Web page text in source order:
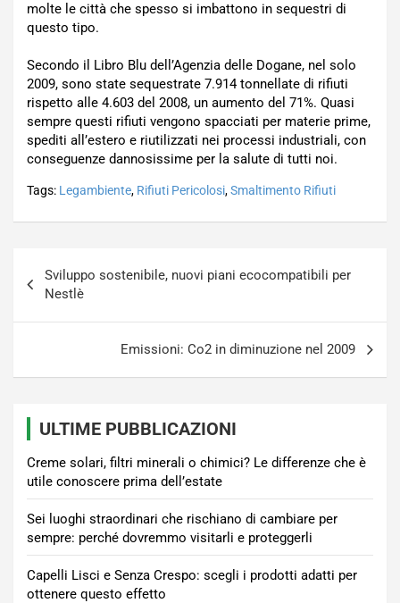
molte le città che spesso si imbattono in sequestri di
questo tipo.
Secondo il Libro Blu dell’Agenzia delle Dogane, nel solo
2009, sono state sequestrate 7.914 tonnellate di rifiuti
rispetto alle 4.603 del 2008, un aumento del 71%. Quasi
sempre questi rifiuti vengono spacciati per materie prime,
spediti all’estero e riutilizzati nei processi industriali, con
conseguenze dannosissime per la salute di tutti noi.
Tags: Legambiente, Rifiuti Pericolosi,Smaltimento Rifiuti
articoli
Sviluppo sostenibile, nuovi piani ecocompatibili per
Nestlè
Emissioni: Co2 in diminuzione nel 2009
ULTIME PUBBLICAZIONI
Creme solari, filtri minerali o chimici? Le differenze che è
utile conoscere prima dell’estate
Sei luoghi straordinari che rischiano di cambiare per
sempre: perché dovremmo visitarli e proteggerli
Capelli Lisci e Senza Crespo: scegli i prodotti adatti per
ottenere questo effetto